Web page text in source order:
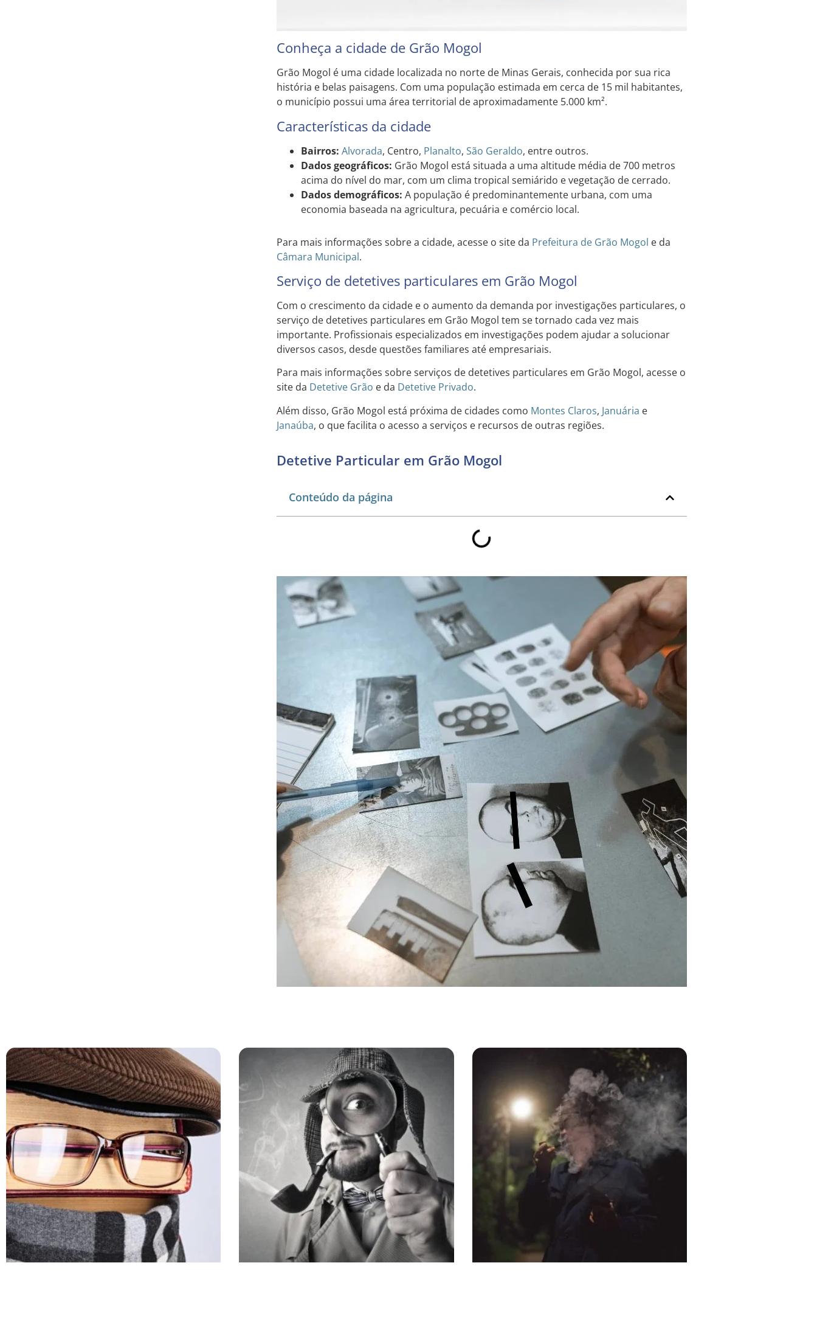
Conheça a cidade de Grão Mogol
Grão Mogol é uma cidade localizada no norte de Minas Gerais, conhecida por sua rica
história e belas paisagens. Com uma população estimada em cerca de 15 mil habitantes,
o município possui uma área territorial de aproximadamente 5.000 km².
Características da cidade
Bairros: Alvorada, Centro, Planalto, São Geraldo, entre outros.
Dados geográficos: Grão Mogol está situada a uma altitude média de 700 metros
acima do nível do mar, com um clima tropical semiárido e vegetação de cerrado.
Dados demográficos: A população é predominantemente urbana, com uma
economia baseada na agricultura, pecuária e comércio local.
Para mais informações sobre a cidade, acesse o site da Prefeitura de Grão Mogol e da
Câmara Municipal.
Serviço de detetives particulares em Grão Mogol
Com o crescimento da cidade e o aumento da demanda por investigações particulares, o
serviço de detetives particulares em Grão Mogol tem se tornado cada vez mais
importante. Profissionais especializados em investigações podem ajudar a solucionar
diversos casos, desde questões familiares até empresariais.
Para mais informações sobre serviços de detetives particulares em Grão Mogol, acesse o
site da Detetive Grão e da Detetive Privado.
Além disso, Grão Mogol está próxima de cidades como Montes Claros, Januária e
Janaúba, o que facilita o acesso a serviços e recursos de outras regiões.
Detetive Particular em Grão Mogol
Conteúdo da página